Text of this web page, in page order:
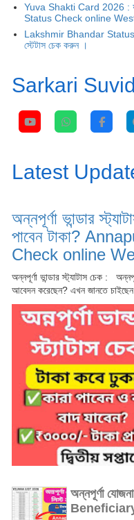
Yuva Shakti Card 2026 :
Status Check online
Lakshmir Bhandar Status
স্টেটাস চেক করুন ।
Sarkari
Latest
অন্নপূর্ণা ভান্ডার
পাবেন টাকা?
Check online
অন্নপূর্ণা ভান্ডার স্ট্যাটাস চেক :
আবেদন করেছেন? এখন জানতে
অন্নপূর্ণা